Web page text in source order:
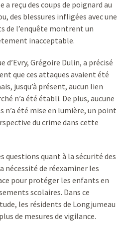
a reçu des coups de poignard au
des blessures infligées avec une
de l’enquête montrent un
inacceptable.
d’Evry, Grégoire Dulin, a précisé
que ces attaques avaient été
jusqu’à présent, aucun lien
n’a été établi. De plus, aucune
n’a été mise en lumière, un point
du crime dans cette
questions quant à la sécurité des
nécessité de réexaminer les
pour protéger les enfants en
scolaires. Dans ce
les résidents de Longjumeau
de mesures de vigilance.